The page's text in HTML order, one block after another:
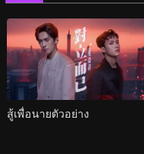
สู้เพื่อนายตัวอย่าง